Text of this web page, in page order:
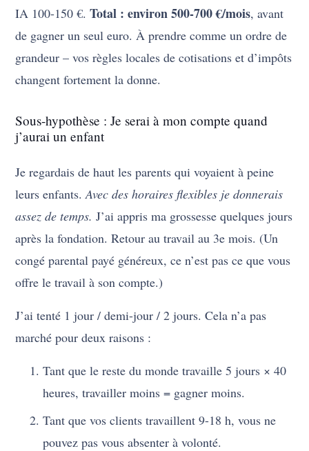
IA 100-150 €.Total : environ 500-700 €/mois, avant
de gagner un seul euro. À prendre comme un ordre de
grandeur – vos règles locales de cotisations et d’impôts
changent fortement la donne.
Sous-hypothèse : Je serai à mon compte quand
j’aurai un enfant
Je regardais de haut les parents qui voyaient à peine
leurs enfants.Avec des horaires flexibles je donnerais
assez de temps. J’ai appris ma grossesse quelques jours
après la fondation. Retour au travail au 3e mois. (Un
congé parental payé généreux, ce n’est pas ce que vous
offre le travail à son compte.)
J’ai tenté 1 jour / demi-jour / 2 jours. Cela n’a pas
marché pour deux raisons :
Tant que le reste du monde travaille 5 jours × 40
heures, travailler moins = gagner moins.
Tant que vos clients travaillent 9-18 h, vous ne
pouvez pas vous absenter à volonté.